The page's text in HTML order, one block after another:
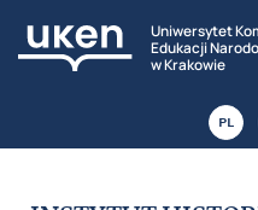
Uniwersytet
Edukacji
w Krakowie
PL